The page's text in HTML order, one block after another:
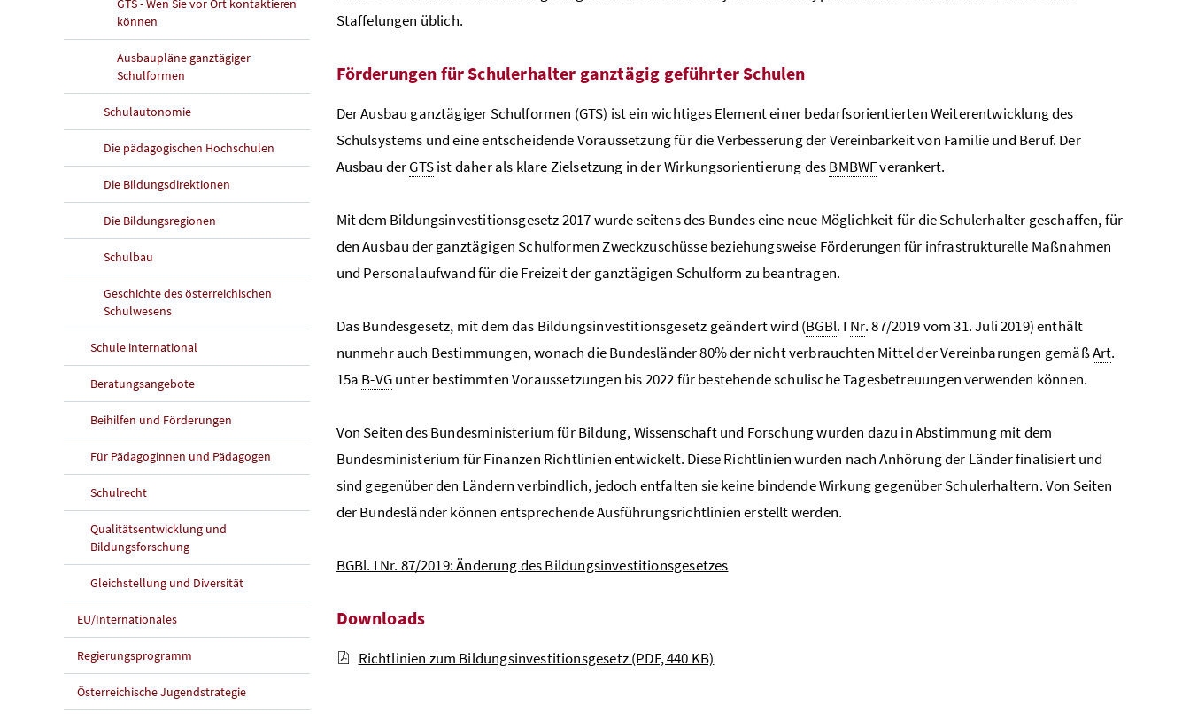
können
Ausbaupläne ganztägiger
Schulformen
Schulautonomie
Die pädagogischen Hochschulen
Die Bildungsdirektionen
Die Bildungsregionen
Schulbau
Geschichte des österreichischen
Schulwesens
Schule international
Beratungsangebote
Beihilfen und Förderungen
Für Pädagoginnen und Pädagogen
Schulrecht
Qualitätsentwicklung und
Bildungsforschung
Gleichstellung und Diversität
EU/Internationales
Regierungsprogramm
Österreichische Jugendstrategie
Staffelungen üblich.
Förderungen für Schulerhalter ganztägig geführter Schulen
Der Ausbau ganztägiger Schulformen (GTS) ist ein wichtiges Element einer bedarfsorientierten Weiterentwicklung des
Schulsystems und eine entscheidende Voraussetzung für die Verbesserung der Vereinbarkeit von Familie und Beruf. Der
Ausbau derGTSist daher als klare Zielsetzung in der Wirkungsorientierung desBMBWFverankert.
Mit dem Bildungsinvestitionsgesetz 2017 wurde seitens des Bundes eine neue Möglichkeit für die Schulerhalter geschaffen, für
den Ausbau der ganztägigen Schulformen Zweckzuschüsse beziehungsweise Förderungen für infrastrukturelle Maßnahmen
und Personalaufwand für die Freizeit der ganztägigen Schulform zu beantragen.
Das Bundesgesetz, mit dem das Bildungsinvestitionsgesetz geändert wird (BGBl. I Nr. 87/2019 vom 31. Juli 2019) enthält
nunmehr auch Bestimmungen, wonach die Bundesländer 80% der nicht verbrauchten Mittel der Vereinbarungen gemäßArt.
15a B-VGunter bestimmten Voraussetzungen bis 2022 für bestehende schulische Tagesbetreuungen verwenden können.
Von Seiten des Bundesministerium für Bildung, Wissenschaft und Forschung wurden dazu in Abstimmung mit dem
Bundesministerium für Finanzen Richtlinien entwickelt. Diese Richtlinien wurden nach Anhörung der Länder finalisiert und
sind gegenüber den Ländern verbindlich, jedoch entfalten sie keine bindende Wirkung gegenüber Schulerhaltern. Von Seiten
der Bundesländer können entsprechende Ausführungsrichtlinien erstellt werden.
BGBl. I Nr. 87/2019: Änderung des Bildungsinvestitionsgesetzes
Downloads
Richtlinien zum Bildungsinvestitionsgesetz(PDF, 440 KB)